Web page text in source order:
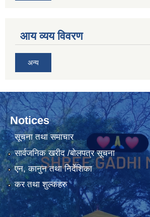
आय व्यय विवरण
अन्य
Notices
सूचना तथा समाचार
सार्वजनिक खरीद /बोलपत्र सूचना
एन, कानुन तथा निर्देशिका
कर तथा शुल्कहरु